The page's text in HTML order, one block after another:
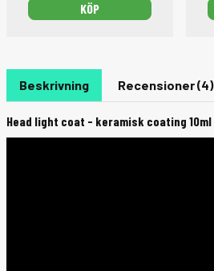
Beskrivning Recensioner (4)
Head light coat - keramisk coating 10ml
KÖP